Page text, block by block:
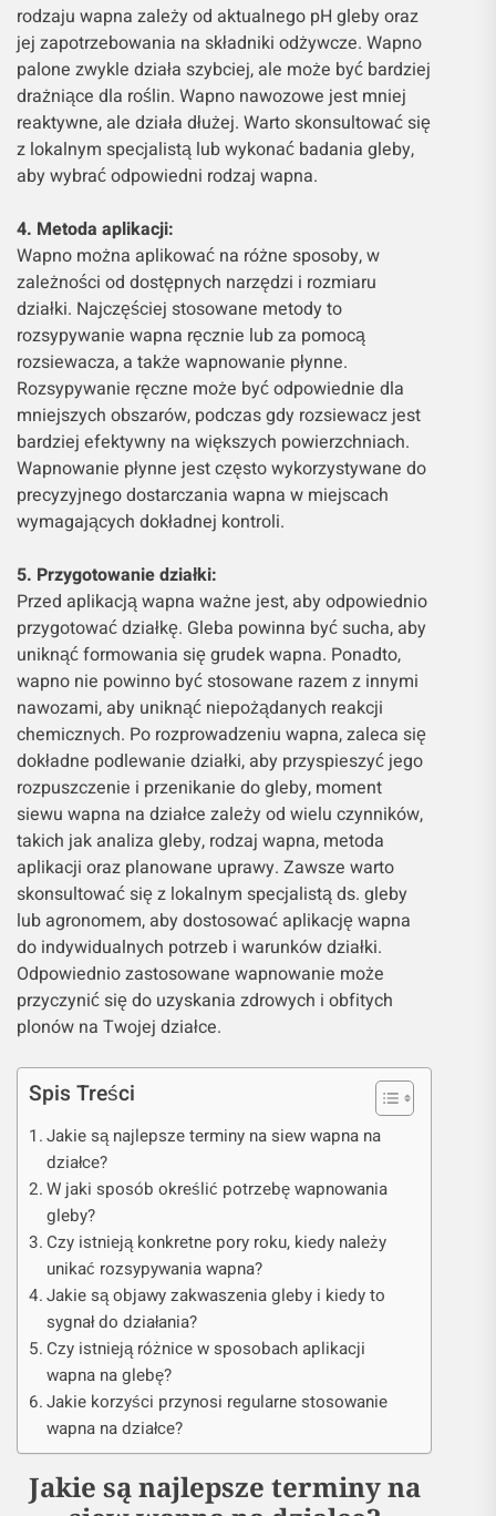
rodzaju wapna zależy od aktualnego pH gleby oraz
jej zapotrzebowania na składniki odżywcze. Wapno
palone zwykle działa szybciej, ale może być bardziej
drażniące dla roślin. Wapno nawozowe jest mniej
reaktywne, ale działa dłużej. Warto skonsultować się
z lokalnym specjalistą lub wykonać badania gleby,
aby wybrać odpowiedni rodzaj wapna.
4. Metoda aplikacji:
Wapno można aplikować na różne sposoby, w
zależności od dostępnych narzędzi i rozmiaru
działki. Najczęściej stosowane metody to
rozsypywanie wapna ręcznie lub za pomocą
rozsiewacza, a także wapnowanie płynne.
Rozsypywanie ręczne może być odpowiednie dla
mniejszych obszarów, podczas gdy rozsiewacz jest
bardziej efektywny na większych powierzchniach.
Wapnowanie płynne jest często wykorzystywane do
precyzyjnego dostarczania wapna w miejscach
wymagających dokładnej kontroli.
5. Przygotowanie działki:
Przed aplikacją wapna ważne jest, aby odpowiednio
przygotować działkę. Gleba powinna być sucha, aby
uniknąć formowania się grudek wapna. Ponadto,
wapno nie powinno być stosowane razem z innymi
nawozami, aby uniknąć niepożądanych reakcji
chemicznych. Po rozprowadzeniu wapna, zaleca się
dokładne podlewanie działki, aby przyspieszyć jego
rozpuszczenie i przenikanie do gleby, moment
siewu wapna na działce zależy od wielu czynników,
takich jak analiza gleby, rodzaj wapna, metoda
aplikacji oraz planowane uprawy. Zawsze warto
skonsultować się z lokalnym specjalistą ds. gleby
lub agronomem, aby dostosować aplikację wapna
do indywidualnych potrzeb i warunków działki.
Odpowiednio zastosowane wapnowanie może
przyczynić się do uzyskania zdrowych i obfitych
plonów na Twojej działce.
Spis Treści
Jakie są najlepsze terminy na siew wapna na
działce?
W jaki sposób określić potrzebę wapnowania
gleby?
Czy istnieją konkretne pory roku, kiedy należy
unikać rozsypywania wapna?
Jakie są objawy zakwaszenia gleby i kiedy to
sygnał do działania?
Czy istnieją różnice w sposobach aplikacji
wapna na glebę?
Jakie korzyści przynosi regularne stosowanie
wapna na działce?
Jakie są najlepsze terminy na